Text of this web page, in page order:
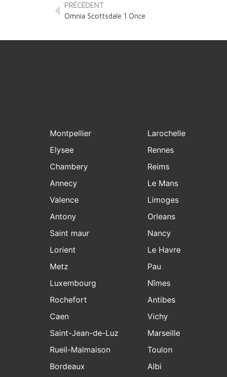
PRÉCÉDENT
Omnia Scottsdale 1 Once
Montpellier
Elysee
Chambery
Annecy
Valence
Antony
Saint maur
Lorient
Metz
Luxembourg
Rochefort
Larochelle
Rennes
Reims
Le Mans
Limoges
Orleans
Nancy
Le Havre
Pau
Nîmes
Antibes
Caen
Saint-Jean-de-Luz
Rueil-Malmaison
Bordeaux
Vichy
Marseille
Toulon
Albi